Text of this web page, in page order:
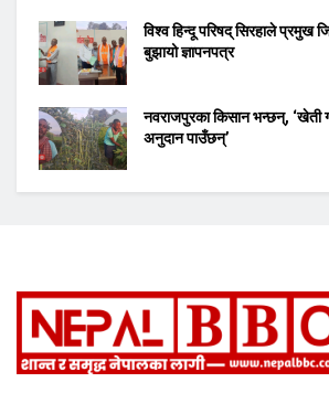
विश्व हिन्दू परिषद् सिरहाले प्रमुख
बुझायो ज्ञापनपत्र
नवराजपुरका किसान भन्छन्, ‘खेती
अनुदान पाउँछन्’